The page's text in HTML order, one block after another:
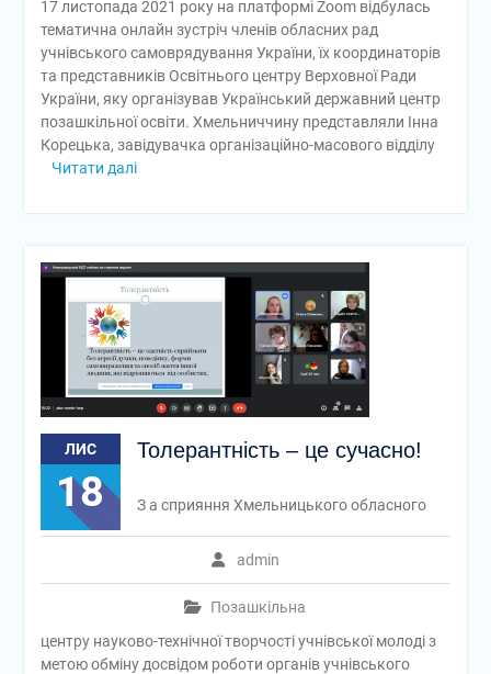
17 листопада 2021 року на платформі Zoom відбулась
тематична онлайн зустріч членів обласних рад
учнівського самоврядування України, їх координаторів
та представників Освітнього центру Верховної Ради
України, яку організував Український державний центр
позашкільної освіти. Хмельниччину представляли Інна
Корецька, завідувачка організаційно-масового відділу
Читати далі
ЛИС
18
Толерантність – це сучасно!
admin
Позашкільна
З а сприяння Хмельницького обласного
центру науково-технічної творчості учнівської молоді з
метою обміну досвідом роботи органів учнівського